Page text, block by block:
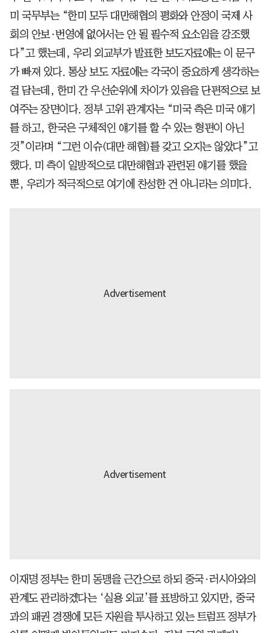
미 국무부는 “한미 모두 대만해협의 평화와 안정이 국제 사
회의 안보·번영에 없어서는 안 될 필수적 요소임을 강조했
다”고 했는데, 우리 외교부가 발표한 보도자료에는 이 문구
가 빠져 있다. 통상 보도 자료에는 각국이 중요하게 생각하는
걸 담는데, 한미 간 우선순위에 차이가 있음을 단편적으로 보
여주는 장면이다. 정부 고위 관계자는 “미국 측은 미국 얘기
를 하고, 한국은 구체적인 얘기를 할 수 있는 형편이 아닌
것”이라며 “그런 이슈(대만 해협)를 갖고 오지는 않았다”고
했다. 미 측이 일방적으로 대만해협과 관련된 얘기를 했을
뿐, 우리가 적극적으로 여기에 찬성한 건 아니라는 의미다.
이재명 정부는 한미 동맹을 근간으로 하되 중국·러시아와의
관계도 관리하겠다는 ‘실용 외교’를 표방하고 있지만, 중국
과의 패권 경쟁에 모든 자원을 투사하고 있는 트럼프 정부가